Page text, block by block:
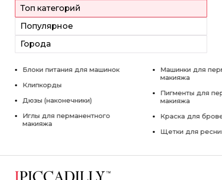
Топ категорий
Популярное
Города
Блоки питания для машинок
Клипкорды
Дюзы (наконечники)
Иглы для перманентного
макияжа
Машинки для
макияжа
Пигменты для
макияжа
Краска для
Щетки для